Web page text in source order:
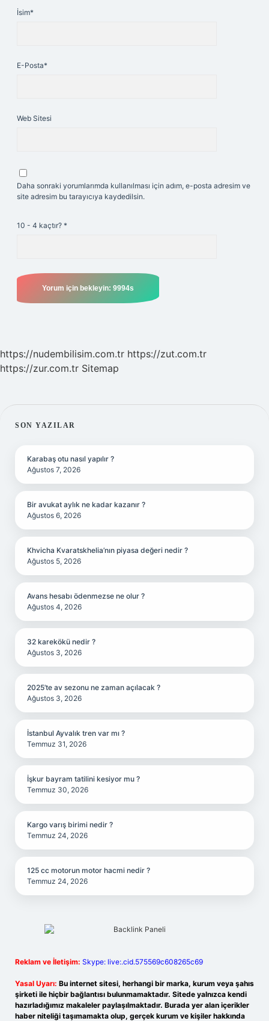
İsim*
E-Posta*
Web Sitesi
Daha sonraki yorumlarımda kullanılması için adım, e-posta adresim ve
site adresim bu tarayıcıya kaydedilsin.
10 - 4 kaçtır? *
https://nudembilisim.com.tr https://zut.com.tr
https://zur.com.tr Sitemap
SIDEBAR
SON YAZILAR
Karabaş otu nasıl yapılır ?
Ağustos 7, 2026
Bir avukat aylık ne kadar kazanır ?
Ağustos 6, 2026
Khvicha Kvaratskhelia’nın piyasa değeri nedir ?
Ağustos 5, 2026
Avans hesabı ödenmezse ne olur ?
Ağustos 4, 2026
32 karekökü nedir ?
Ağustos 3, 2026
2025’te av sezonu ne zaman açılacak ?
Ağustos 3, 2026
İstanbul Ayvalık tren var mı ?
Temmuz 31, 2026
İşkur bayram tatilini kesiyor mu ?
Temmuz 30, 2026
Kargo varış birimi nedir ?
Temmuz 24, 2026
125 cc motorun motor hacmi nedir ?
Temmuz 24, 2026
Reklam ve İletişim: Skype: live:.cid.575569c608265c69
Yasal Uyarı: Bu internet sitesi, herhangi bir marka, kurum veya şahıs
şirketi ile hiçbir bağlantısı bulunmamaktadır. Sitede yalnızca kendi
hazırladığımız makaleler paylaşılmaktadır. Burada yer alan içerikler
haber niteliği taşımamakta olup, gerçek kurum ve kişiler hakkında